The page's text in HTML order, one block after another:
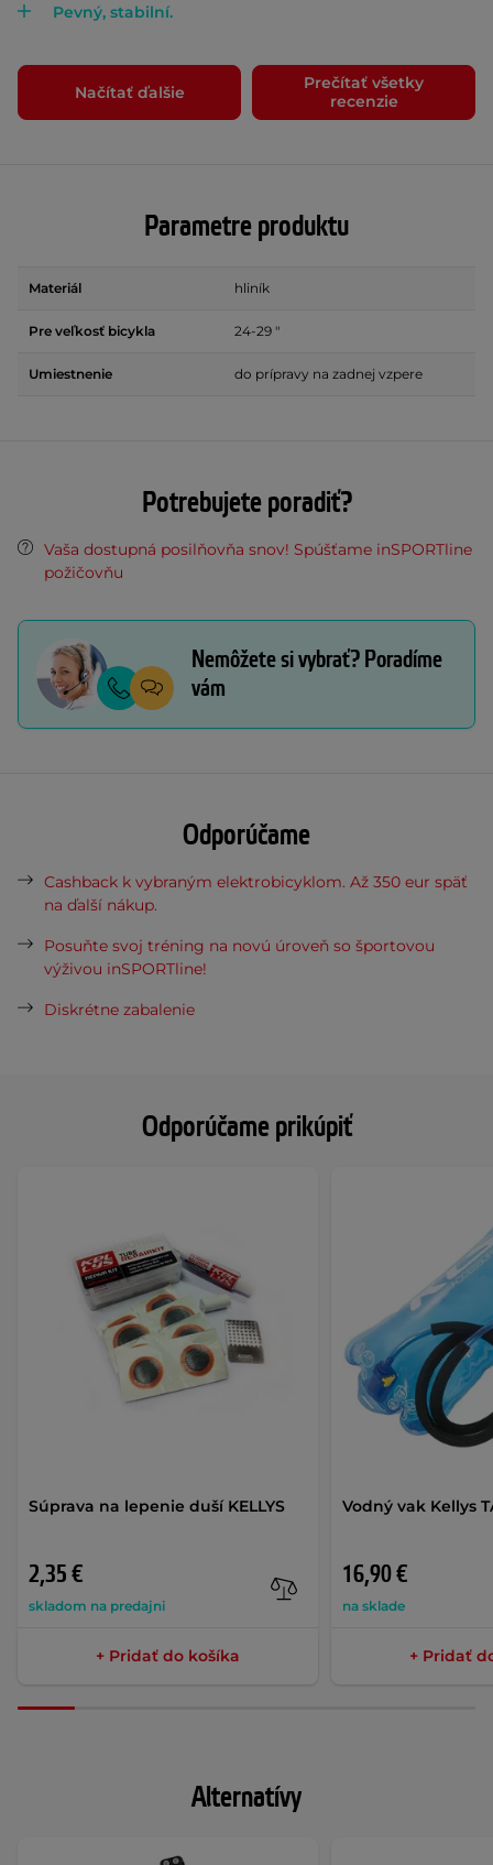
Odporúčame prikúpiť
Súprava na lepenie duší KELLYS
2,35 €
skladom na predajni
+ Pridať do košíka
Vodný vak Kellys
16,90 €
na sklade
+ Pridať
Pevný, stabilní.
Načítať ďalšie
Prečítať všetky
recenzie
Parametre produktu
Materiál hliník
Pre veľkosť bicykla 24-29 "
Umiestnenie do prípravy na zadnej vzpere
Potrebujete poradiť?
Vaša dostupná posilňovňa snov! Spúšťame inSPORTline
požičovňu
Nemôžete si vybrať? Poradíme
vám
Odporúčame
Cashback k vybraným elektrobicyklom. Až 350 eur späť
na ďalší nákup.
Posuňte svoj tréning na novú úroveň so športovou
výživou inSPORTline!
Diskrétne zabalenie
Alternatívy